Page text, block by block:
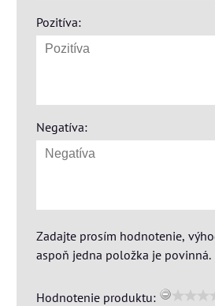
Pozitíva:
Negatíva:
Zadajte prosím hodnotenie,
aspoň jedna položka je povinná.
Hodnotenie produktu: